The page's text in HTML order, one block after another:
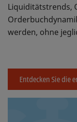
Liquiditätstrends,
werden, ohne
Entdecken Sie die